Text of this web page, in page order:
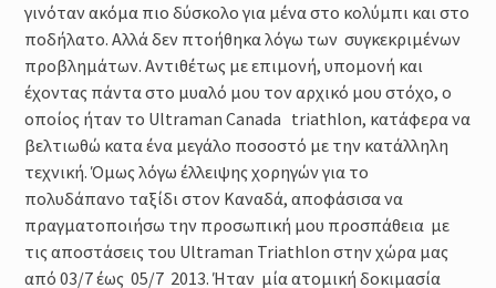
γινόταν ακόμα πιο δύσκολο για μένα στο κολύμπι και στο
ποδήλατο. Αλλά δεν πτοήθηκα λόγω των συγκεκριμένων
προβλημάτων. Αντιθέτως με επιμονή, υπομονή και
έχοντας πάντα στο μυαλό μου τον αρχικό μου στόχο, ο
οποίος ήταν το Ultraman Canada triathlon, κατάφερα να
βελτιωθώ κατα ένα μεγάλο ποσοστό με την κατάλληλη
τεχνική. Όμως λόγω έλλειψης χορηγών για το
πολυδάπανο ταξίδι στον Καναδά, αποφάσισα να
πραγματοποιήσω την προσωπική μου προσπάθεια με
τις αποστάσεις του Ultraman Triathlon στην χώρα μας
από 03/7 έως 05/7 2013. Ήταν μία ατομική δοκιμασία